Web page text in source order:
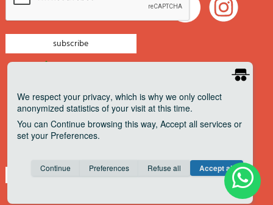
newsletter travels
newsletter military
We respect your privacy, which is why we only collect
anonymized statistics of your visit at this time.
You can Continue browsing this way, Accept all services or
set your Preferences.
Consent cookie learn more
Share on Facebook about
Continue Preferences Refuse all Accept all
Anonymous Invisible Save